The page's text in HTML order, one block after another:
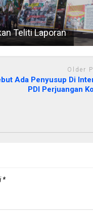
Teliti Laporan
Older
Ada Penyusup Di
PDI Perjuangan
*